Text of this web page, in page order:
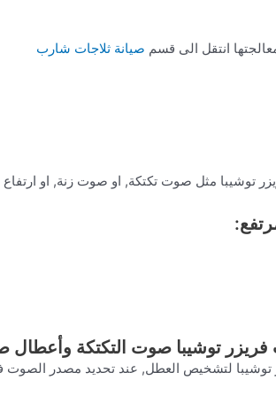
انتقل الى قسم صيانة ثلاجات شارب
توشيبا مثل صوت تكتكة, او صوت زنة, او
توشيبا صوت التكتكة
لتشخيص العطل, عند تحديد مصدر الصوت